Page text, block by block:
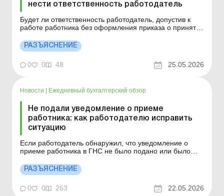
нести ответственность работодатель
Будет ли ответственность работодатель, допустив к
работе работника без оформления приказа о принятии
ошибку в Уведомлении о приеме на работу через
длительное время? Прием и увольнение работников,
нарушивших правила воинского учета В соответствии
...
РАЗЪЯСНЕНИЕ
0 0 48 25.05.2026
Новости Ежедневный бухгалтерский обзор
Не подали уведомление о приеме
работника: как работодателю исправить
ситуацию
Если работодатель обнаружил, что уведомление о
приеме работника в ГНС не было подано или было
можно быстрее. Специалисты напоминают, какие
действия помогут снизить риски штрафов и трудовых
работу...
РАЗЪЯСНЕНИЕ
0 0 263 22.05.2026